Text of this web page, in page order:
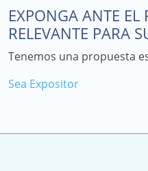
EXPONGA ANTE EL
RELEVANTE PARA
Tenemos una propuesta
Sea Expositor